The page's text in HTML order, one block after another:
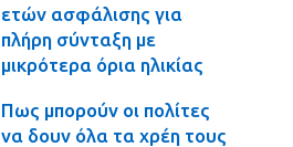
ετών ασφάλισης για
πλήρη σύνταξη με
μικρότερα όρια ηλικίας
Πως μπορούν οι πολίτες
να δουν όλα τα χρέη τους